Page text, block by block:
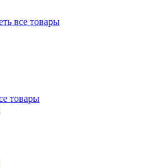
все товары
товары